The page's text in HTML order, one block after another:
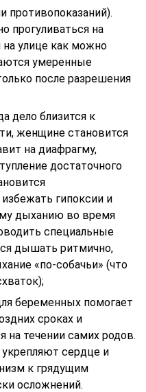
противопоказаний).
прогуливаться на
улице как можно
умеренные
после разрешения
дело близится к
женщине становится
на диафрагму,
достаточного
гипоксии и
дыханию во время
специальные
дышать ритмично,
«по-собачьи» (что
беременных помогает
сроках и
на течении самих родов.
сердце и
к грядущим
осложнений.